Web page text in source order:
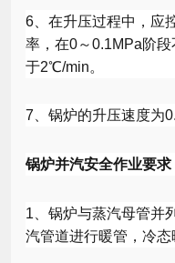
6 、在升压过程中，应
率，在0～0.1MPa阶
于2℃/min。
7 、锅炉的升压速度为
锅炉并汽安全作业要求
1 、锅炉与蒸汽母管
汽管道进行暖管，冷